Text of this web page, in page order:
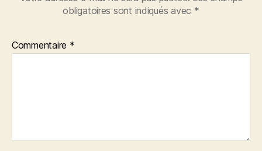
obligatoires sont indiqués avec *
Commentaire *